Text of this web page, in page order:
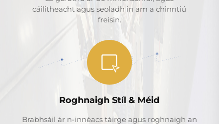
cáilitheacht agus seoladh in am a chinntiú
freisin.
Roghnaigh Stíl & Méid
Brabhsáil ár n-innéacs táirge agus roghnaigh an